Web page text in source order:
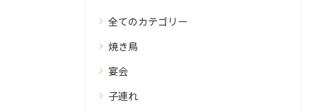
全てのカテゴリー
焼き鳥
宴会
子連れ